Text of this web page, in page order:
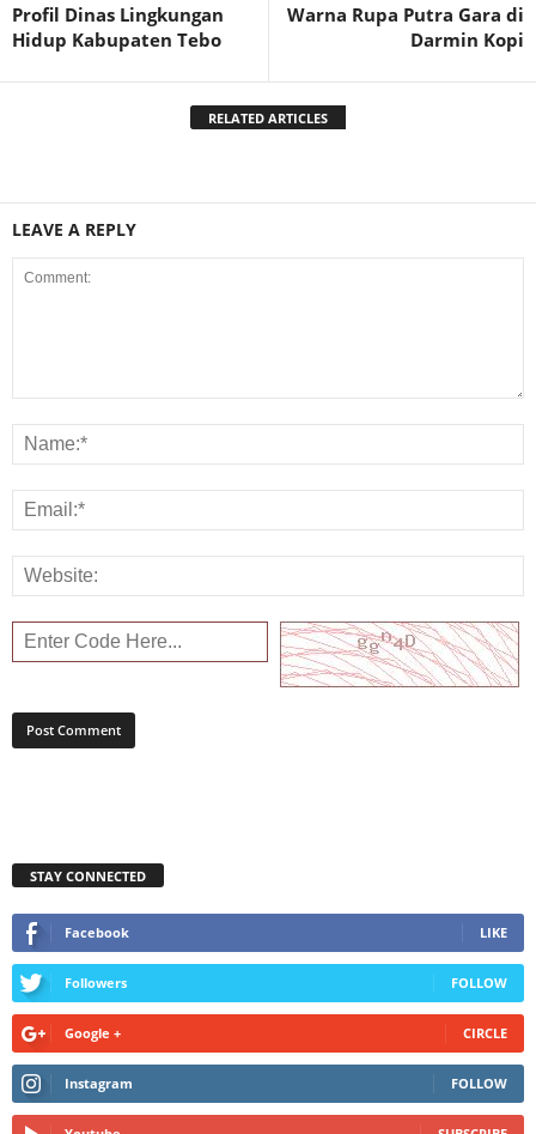
Profil Dinas Lingkungan
Hidup Kabupaten Tebo
Warna Rupa Putra Gara di
Darmin Kopi
RELATED ARTICLES
LEAVE A REPLY
STAY CONNECTED
Facebook LIKE
Followers FOLLOW
Google + CIRCLE
Instagram FOLLOW